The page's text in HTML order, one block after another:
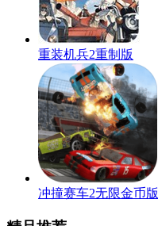
重装机兵2重制版
冲撞赛车2无限金币版